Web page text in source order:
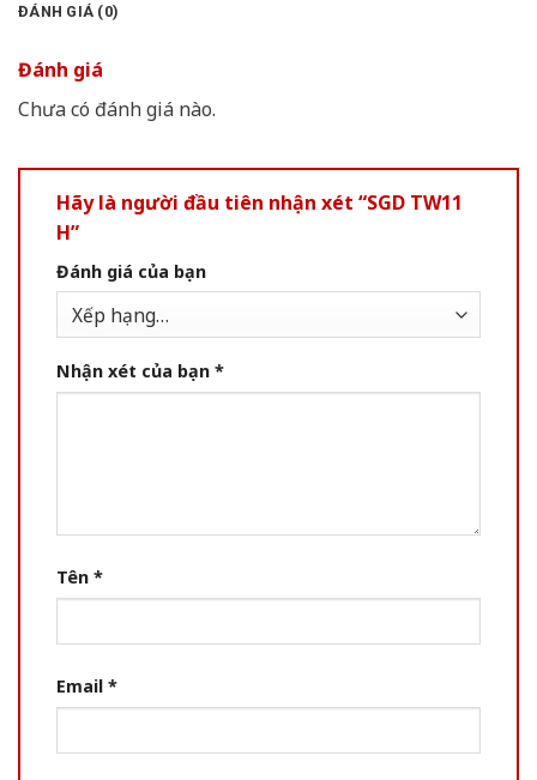
ĐÁNH GIÁ (0)
Đánh giá
Chưa có đánh giá nào.
Hãy là người đầu tiên nhận xét “SGD TW11
H”
Đánh giá của bạn
Nhận xét của bạn *
Tên *
Email *